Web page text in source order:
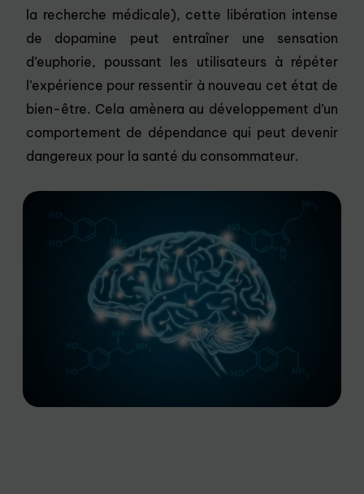
la recherche médicale), cette libération intense
de dopamine peut entraîner une sensation
d’euphorie, poussant les utilisateurs à répéter
l’expérience pour ressentir à nouveau cet état de
bien-être. Cela amènera au développement d’un
comportement de dépendance qui peut devenir
dangereux pour la santé du consommateur.